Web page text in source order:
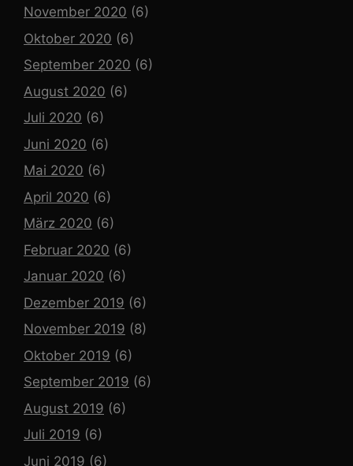
November 2020 (6)
Oktober 2020 (6)
September 2020 (6)
August 2020 (6)
Juli 2020 (6)
Juni 2020 (6)
Mai 2020 (6)
April 2020 (6)
März 2020 (6)
Februar 2020 (6)
Januar 2020 (6)
Dezember 2019 (6)
November 2019 (8)
Oktober 2019 (6)
September 2019 (6)
August 2019 (6)
Juli 2019 (6)
Juni 2019 (6)